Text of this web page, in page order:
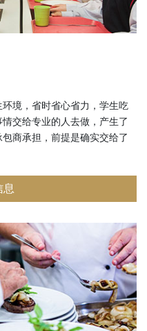
境，省时省心省力，学生吃
交给专业的人去做，产生了
商承担，前提是确实交给了
息